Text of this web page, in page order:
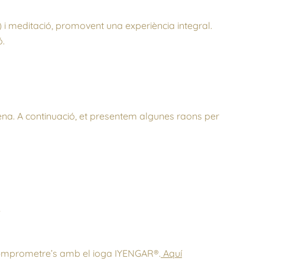
promovent una experiència integral.
A continuació, et presentem algunes raons per
amb el ioga IYENGAR®. Aquí